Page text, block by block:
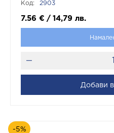
Код: 2903
7.56 € / 14,79 лв.
Добави
-5%